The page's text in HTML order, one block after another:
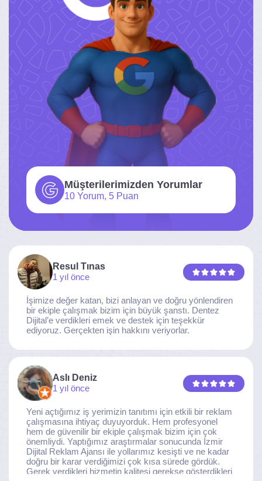
Müşterilerimizden Yorumlar
10 Yorum, 5 Puan
Resul Tınas
1 yıl önce
İşimize değer katan, bizi anlayan ve doğru yönlendiren
bir ekiple çalışmak bizim için büyük şanstı. Dentez
Dijital’e verdikleri emek ve destek için teşekkür
ediyoruz. Gerçekten işin hakkını veriyorlar.
Aslı Deniz
1 yıl önce
Yeni açtığımız iş yerimizin tanıtımı için etkili bir reklam
çalışmasına ihtiyaç duyuyorduk. Hem profesyonel
hem de güvenilir bir ekiple çalışmak bizim için çok
önemliydi. Yaptığımız araştırmalar sonucunda İzmir
Dijital Reklam Ajansı ile yollarımız kesişti ve ne kadar
doğru bir karar verdiğimizi çok kısa sürede gördük.
Gerek verdikleri hizmetin kalitesi gerekse gösterdikleri